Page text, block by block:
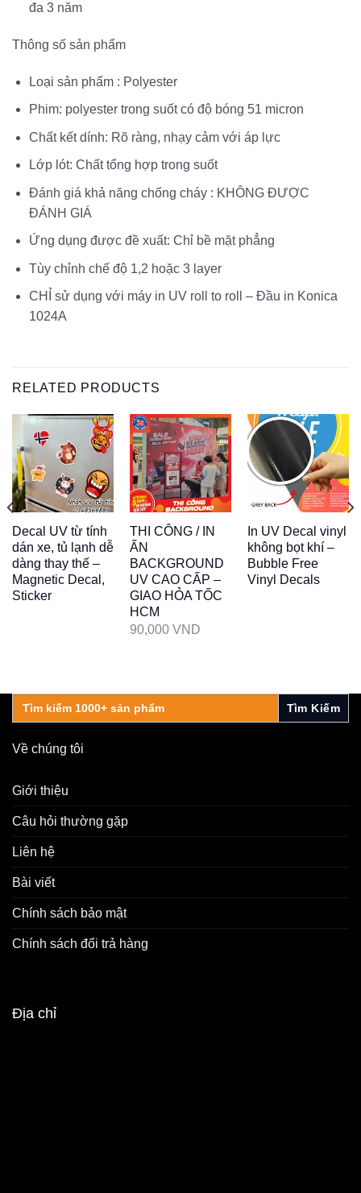
đa 3 năm
Thông số sản phẩm
Loại sản phẩm : Polyester
Phim: polyester trong suốt có độ bóng 51 micron
Chất kết dính: Rõ ràng, nhạy cảm với áp lực
Lớp lót: Chất tổng hợp trong suốt
Đánh giá khả năng chống cháy : KHÔNG ĐƯỢC
ĐÁNH GIÁ
Ứng dụng được đề xuất: Chỉ bề mặt phẳng
Tùy chỉnh chế độ 1,2 hoặc 3 layer
CHỈ sử dụng với máy in UV roll to roll – Đầu in Konica
1024A
RELATED PRODUCTS
Decal UV từ tính
dán xe, tủ lạnh dễ
dàng thay thế –
Magnetic Decal,
Sticker
THI CÔNG / IN
ẤN
BACKGROUND
UV CAO CẤP –
GIAO HỎA TỐC
HCM
90,000 VND
In UV Decal vinyl
không bọt khí –
Bubble Free
Vinyl Decals
Search
for:
Về chúng tôi
Giới thiệu
Câu hỏi thường gặp
Liên hệ
Bài viết
Chính sách bảo mật
Chính sách đổi trả hàng
Địa chỉ